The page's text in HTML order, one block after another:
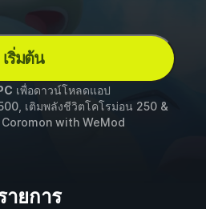
เริ่มต้น
เพื่อดาวน์โหลดแอป
เติมพลังชีวิตโคโรม่อน 250 &
Coromonwith WeMod
ายการ